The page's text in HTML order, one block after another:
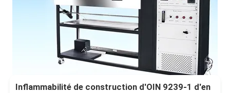
Inflammabilité de construction d'OIN 9239-1 d'en